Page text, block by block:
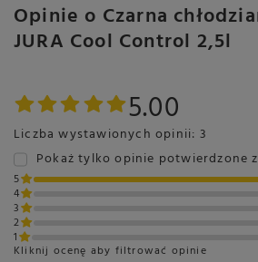
Opinie o Czarna
JURA Cool Control 2,5l
5.00
Liczba wystawionych opinii: 3
Pokaż tylko opinie potwierdzone
5
4
3
2
1
Kliknij ocenę aby filtrować opinie